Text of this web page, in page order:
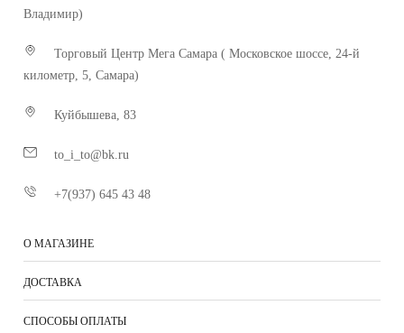
Владимир)
Торговый Центр Мега Самара ( Московское шоссе, 24-й
километр, 5, Самара)
Куйбышева, 83
to_i_to@bk.ru
+7(937) 645 43 48
О МАГАЗИНЕ
ДОСТАВКА
СПОСОБЫ ОПЛАТЫ